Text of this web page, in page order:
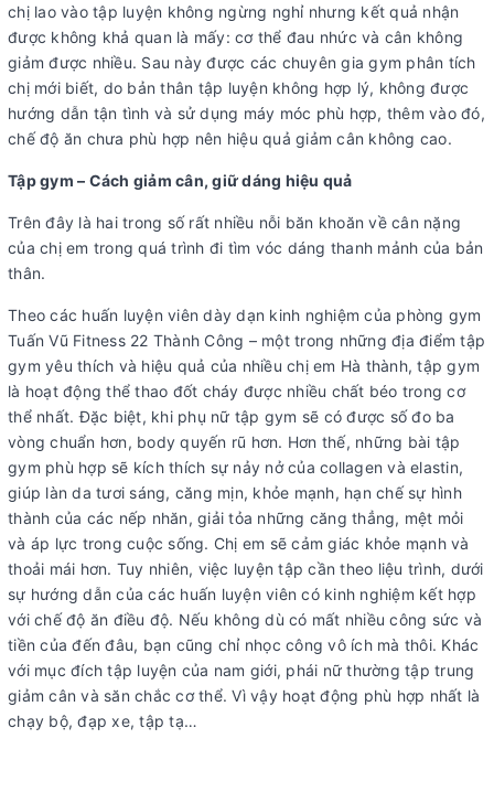
chị lao vào tập luyện không ngừng nghỉ nhưng kết quả nhận
được không khả quan là mấy: cơ thể đau nhức và cân không
giảm được nhiều. Sau này được các chuyên gia gym phân tích
chị mới biết, do bản thân tập luyện không hợp lý, không được
hướng dẫn tận tình và sử dụng máy móc phù hợp, thêm vào đó,
chế độ ăn chưa phù hợp nên hiệu quả giảm cân không cao.
Tập gym – Cách giảm cân, giữ dáng hiệu quả
Trên đây là hai trong số rất nhiều nỗi băn khoăn về cân nặng
của chị em trong quá trình đi tìm vóc dáng thanh mảnh của bản
thân.
Theo các huấn luyện viên dày dạn kinh nghiệm của phòng gym
Tuấn Vũ Fitness 22 Thành Công – một trong những địa điểm tập
gym yêu thích và hiệu quả của nhiều chị em Hà thành, tập gym
là hoạt động thể thao đốt cháy được nhiều chất béo trong cơ
thể nhất. Đặc biệt, khi phụ nữ tập gym sẽ có được số đo ba
vòng chuẩn hơn, body quyến rũ hơn. Hơn thế, những bài tập
gym phù hợp sẽ kích thích sự nảy nở của collagen và elastin,
giúp làn da tươi sáng, căng mịn, khỏe mạnh, hạn chế sự hình
thành của các nếp nhăn, giải tỏa những căng thẳng, mệt mỏi
và áp lực trong cuộc sống. Chị em sẽ cảm giác khỏe mạnh và
thoải mái hơn. Tuy nhiên, việc luyện tập cần theo liệu trình, dưới
sự hướng dẫn của các huấn luyện viên có kinh nghiệm kết hợp
với chế độ ăn điều độ. Nếu không dù có mất nhiều công sức và
tiền của đến đâu, bạn cũng chỉ nhọc công vô ích mà thôi. Khác
với mục đích tập luyện của nam giới, phái nữ thường tập trung
giảm cân và săn chắc cơ thể. Vì vậy hoạt động phù hợp nhất là
chạy bộ, đạp xe, tập tạ…